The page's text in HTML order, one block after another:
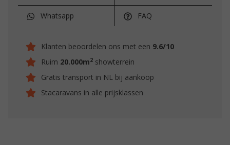
Whatsapp FAQ
Klanten beoordelen ons met een 9.6/10
Ruim 20.000m2 showterrein
Gratis transport in NL bij aankoop
Stacaravans in alle prijsklassen